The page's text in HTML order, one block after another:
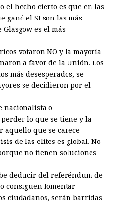
el hecho cierto es que en las
ganó el SI son las más
Glasgow es el más
votaron NO y la mayoría
a favor de la Unión. Los
más desesperados, se
se decidieron por el
nacionalista o
lo que se tiene y la
aquello que se carece
de las elites es global. No
no tienen soluciones
deducir del referéndum de
consiguen fomentar
ciudadanos, serán barridas